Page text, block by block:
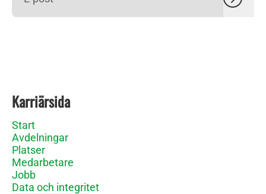
Karriärsida
Start
Avdelningar
Platser
Medarbetare
Jobb
Data och integritet